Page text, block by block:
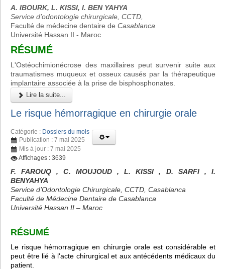
A. IBOURK, L. KISSI, I. BEN YAHYA
Service d’odontologie chirurgicale, CCTD,
Faculté de médecine dentaire de Casablanca
Université Hassan II - Maroc
RÉSUMÉ
L'Ostéochimionécrose des maxillaires peut survenir suite aux
traumatismes muqueux et osseux causés par la thérapeutique
implantaire associée à la prise de bisphosphonates.
Lire la suite...
Le risque hémorragique en chirurgie orale
Catégorie : Dossiers du mois
Publication : 7 mai 2025
Mis à jour : 7 mai 2025
Affichages : 3639
F. FAROUQ , C. MOUJOUD , L. KISSI , D. SARFI , I.
BENYAHYA
Service d’Odontologie Chirurgicale, CCTD, Casablanca
Faculté de Médecine Dentaire de Casablanca
Université Hassan II – Maroc
RÉSUMÉ
Le risque hémorragique en chirurgie orale est considérable et
peut être lié à l'acte chirurgical et aux antécédents médicaux du
patient.